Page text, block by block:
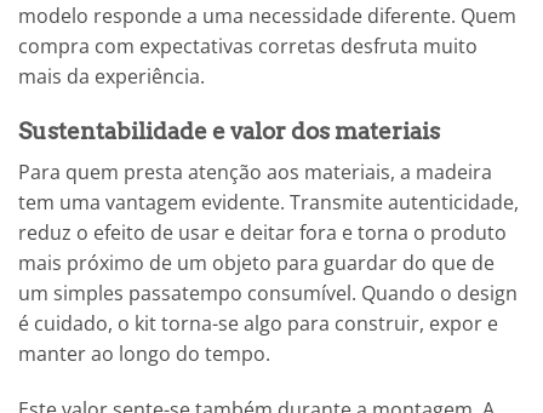
modelo responde a uma necessidade diferente. Quem
compra com expectativas corretas desfruta muito
mais da experiência.
Sustentabilidade e valor dos materiais
Para quem presta atenção aos materiais, a madeira
tem uma vantagem evidente. Transmite autenticidade,
reduz o efeito de usar e deitar fora e torna o produto
mais próximo de um objeto para guardar do que de
um simples passatempo consumível. Quando o design
é cuidado, o kit torna-se algo para construir, expor e
manter ao longo do tempo.